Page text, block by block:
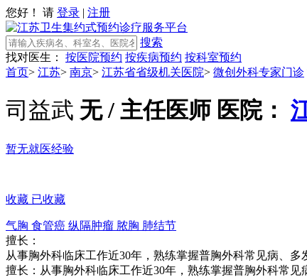
您好！ 请 登录 | 注册
搜索
找对医生：
按医院预约 按疾病预约 按科室预约
首页> 江苏> 南京> 江苏省省级机关医院> 微创外科专家门诊
司益武 无 / 主任医师 医院：
暂无就医经验
收藏 已收藏
气胸 食管癌 纵隔肿瘤 脓胸 肺结节
擅长：
从事胸外科临床工作近30年，熟练掌握普胸外科常见病、
擅长：从事胸外科临床工作近30年，熟练掌握普胸外科常